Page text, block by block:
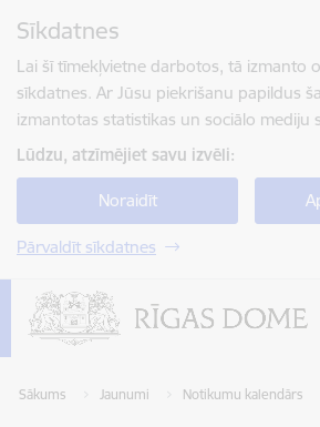
Sīkdatnes
Lai šī tīmekļvietne darbotos, tā izmanto
sīkdatnes. Ar Jūsu piekrišanu papildus
izmantotas statistikas un sociālo mediju
Lūdzu, atzīmējiet savu izvēli:
Noraidīt
Pārvaldīt sīkdatnes
Sākums Jaunumi Notikumu kalendārs